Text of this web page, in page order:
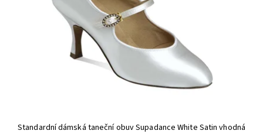
Standardní dámská taneční obuv Supadance White Satin vhodná